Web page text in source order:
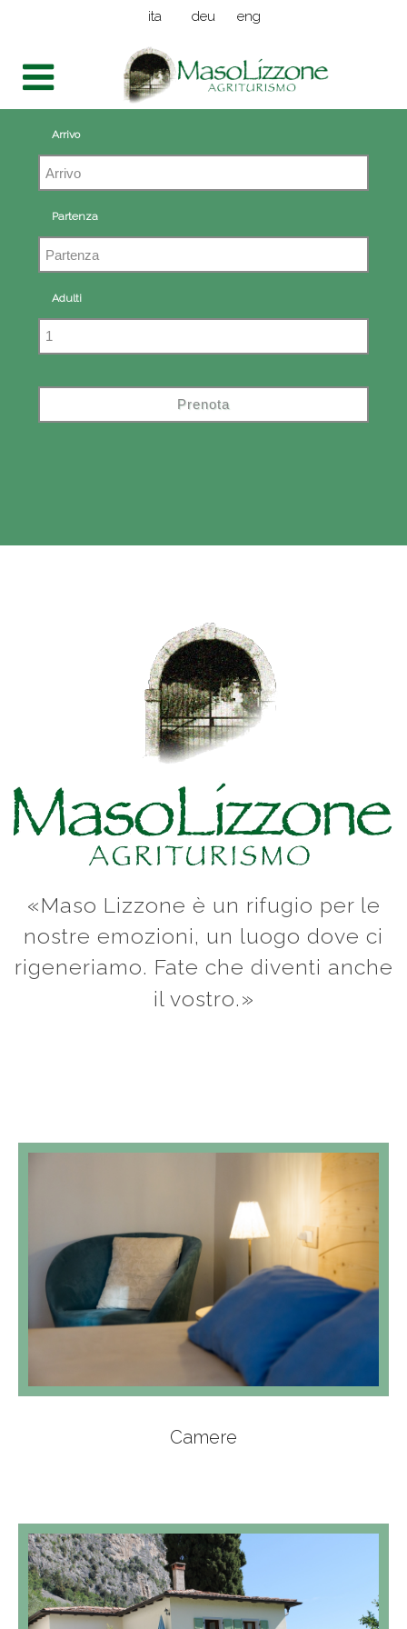
ita deu eng
Arrivo
Partenza
Adulti
Maso Lizzone è un rifugio per le
nostre emozioni, un luogo dove ci
rigeneriamo. Fate che diventi anche
il vostro.
Camere